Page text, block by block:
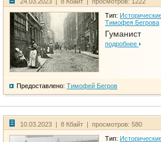
Тип:
Тимофея Бегрова
Гуманист
подробнее
Предоставлено: Тимофей Бегров
10.03.2023 | 8 Кбайт | просмотров: 580
Тип: